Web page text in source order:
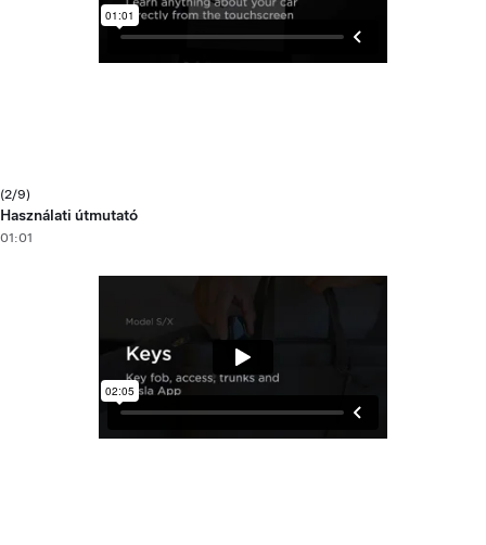
(2/9)
Használati útmutató
01:01